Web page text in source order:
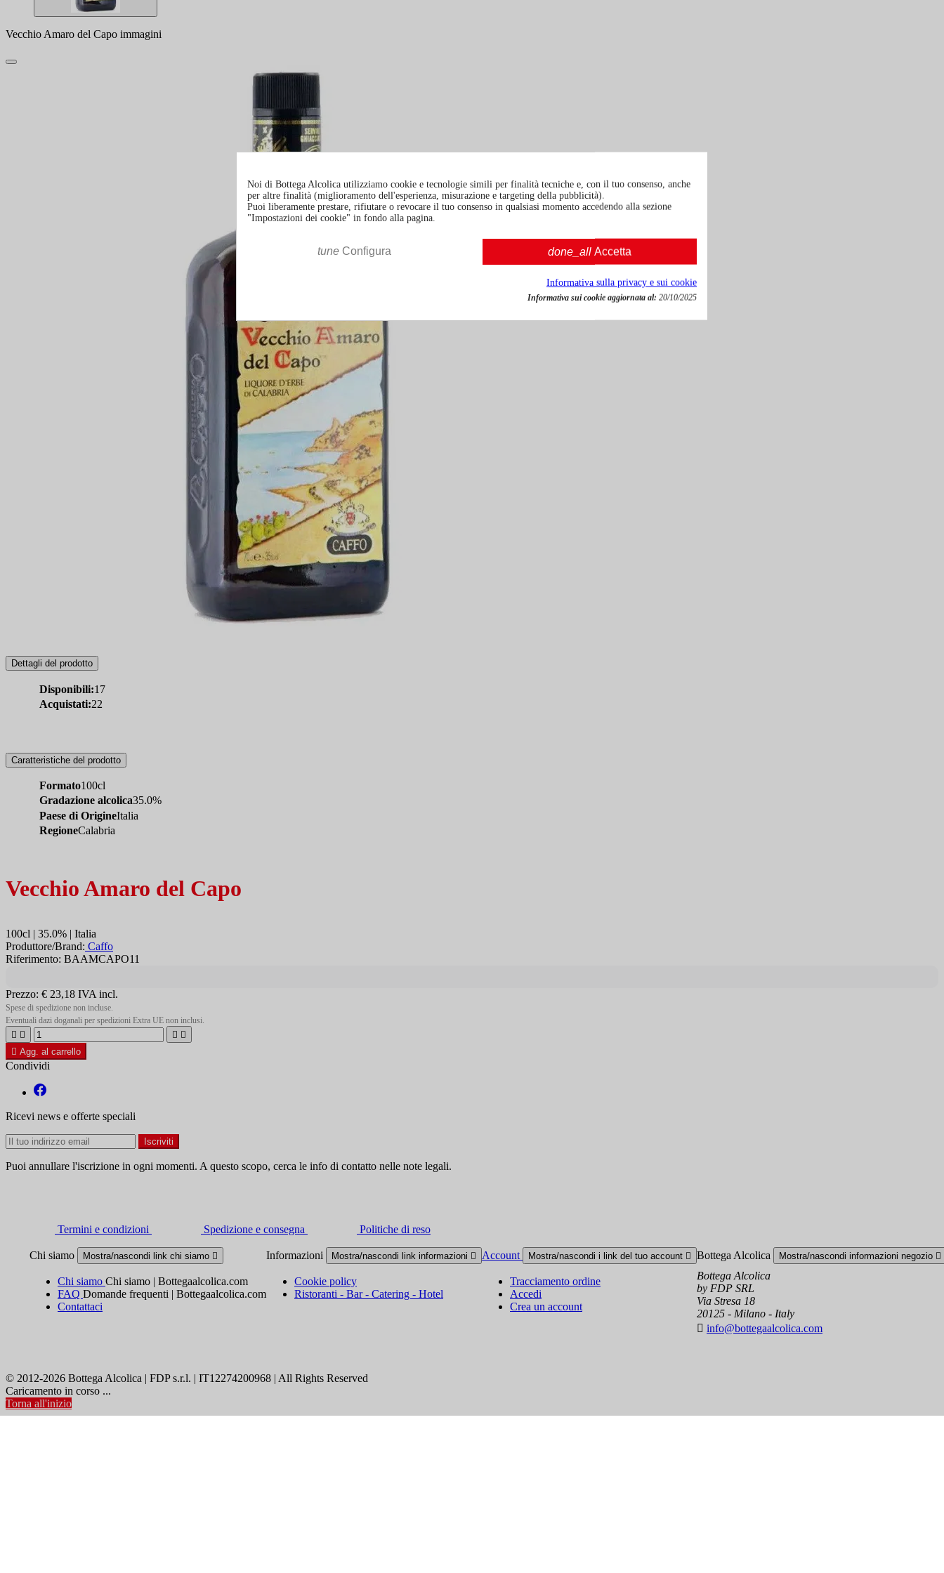
Vecchio Amaro del Capo immagini
Dettagli del prodotto
Disponibili:17
Acquistati:22
Caratteristiche del prodotto
Formato100cl
Gradazione alcolica35.0%
Paese di OrigineItalia
RegioneCalabria
Vecchio Amaro del Capo
100cl | 35.0% | Italia
Produttore/Brand: Caffo
Riferimento: BAAMCAPO11
Prezzo: € 23,18 IVA incl.
Spese di spedizione non incluse.
Eventuali dazi doganali per spedizioni Extra UE non inclusi.
   
 Agg. al carrello
Condividi
Ricevi news e offerte speciali
Puoi annullare l'iscrizione in ogni momenti. A questo scopo, cerca le info di contatto nelle note legali.
Termini e condizioni Spedizione e consegna Politiche di reso
Chi siamo Mostra/nascondi link chi siamo 
Chi siamo Chi siamo | Bottegaalcolica.com
FAQ Domande frequenti | Bottegaalcolica.com
Contattaci
Informazioni Mostra/nascondi link informazioni 
Cookie policy
Ristoranti - Bar - Catering - Hotel
Account Mostra/nascondi i link del tuo account 
Tracciamento ordine
Accedi
Crea un account
Bottega Alcolica Mostra/nascondi informazioni negozio 
Bottega Alcolica
by FDP SRL
Via Stresa 18
20125 - Milano - Italy
 info@bottegaalcolica.com
© 2012-2026 Bottega Alcolica | FDP s.r.l. | IT12274200968 | All Rights Reserved
Caricamento in corso ...
Torna all'inizio
Noi di Bottega Alcolica utilizziamo cookie e tecnologie simili per finalità tecniche e, con il tuo consenso, anche
per altre finalità (miglioramento dell'esperienza, misurazione e targeting della pubblicità).
Puoi liberamente prestare, rifiutare o revocare il tuo consenso in qualsiasi momento accedendo alla sezione
"Impostazioni dei cookie" in fondo alla pagina.
tune Configura done_all Accetta
Informativa sulla privacy e sui cookie
Informativa sui cookie aggiornata al: 20/10/2025